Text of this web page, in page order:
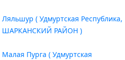
Ляльшур ( Удмуртская Республика,
ШАРКАНСКИЙ РАЙОН )
Малая Пурга ( Удмуртская